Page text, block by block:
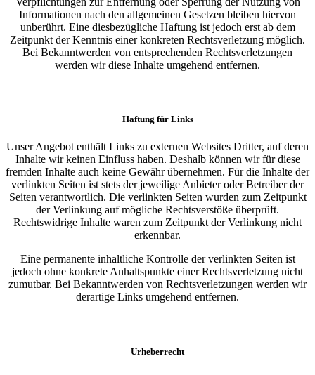
Informationen nach den allgemeinen Gesetzen bleiben hiervon
unberührt. Eine diesbezügliche Haftung ist jedoch erst ab dem
Zeitpunkt der Kenntnis einer konkreten Rechtsverletzung möglich.
Bei Bekanntwerden von entsprechenden Rechtsverletzungen
werden wir diese Inhalte umgehend entfernen.
Haftung für Links
Unser Angebot enthält Links zu externen Websites Dritter, auf deren
Inhalte wir keinen Einfluss haben. Deshalb können wir für diese
fremden Inhalte auch keine Gewähr übernehmen. Für die Inhalte der
verlinkten Seiten ist stets der jeweilige Anbieter oder Betreiber der
Seiten verantwortlich. Die verlinkten Seiten wurden zum Zeitpunkt
der Verlinkung auf mögliche Rechtsverstöße überprüft.
Rechtswidrige Inhalte waren zum Zeitpunkt der Verlinkung nicht
erkennbar.
Eine permanente inhaltliche Kontrolle der verlinkten Seiten ist
jedoch ohne konkrete Anhaltspunkte einer Rechtsverletzung nicht
zumutbar. Bei Bekanntwerden von Rechtsverletzungen werden wir
derartige Links umgehend entfernen.
Urheberrecht